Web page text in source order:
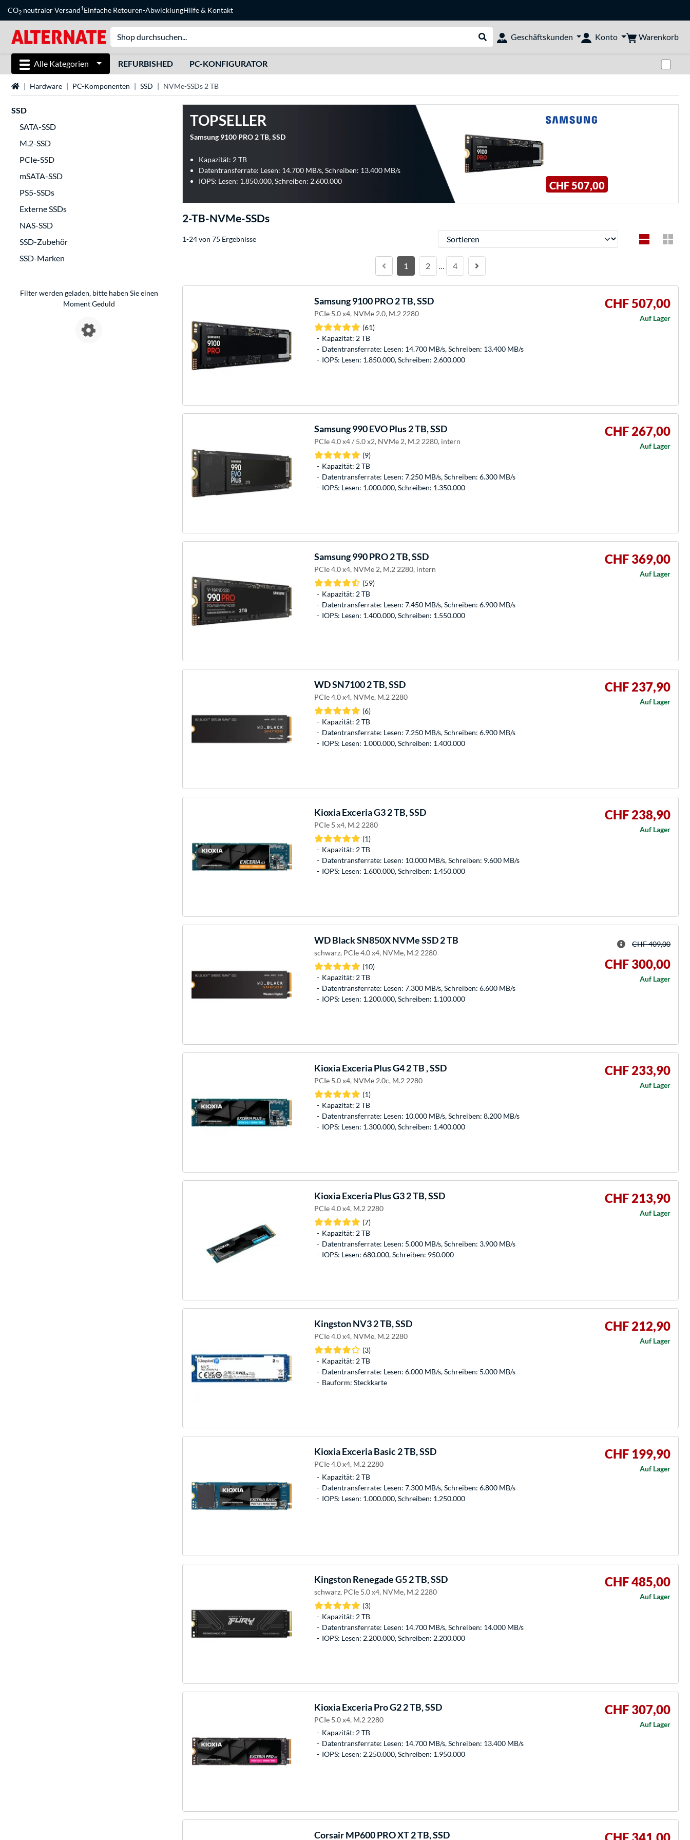
CO2 neutraler Versand1Einfache Retouren-AbwicklungHilfe& Kontakt
Suche durchführen
Geschäftskunden Konto Warenkorb
Alle Kategorien REFURBISHED PC-KONFIGURATOR
StartseiteHardware PC-Komponenten SSD NVMe-SSDs 2 TB
SSD
SATA-SSD
M.2-SSD
PCIe-SSD
mSATA-SSD
PS5-SSDs
Externe SSDs
NAS-SSD
SSD-Zubehör
SSD-Marken
Filter werden geladen, bitte haben Sie einen
Moment Geduld
TOPSELLER
Samsung 9100 PRO 2 TB, SSD
Kapazität: 2 TB
Datentransferrate: Lesen: 14.700 MB/s, Schreiben: 13.400 MB/s
IOPS: Lesen: 1.850.000, Schreiben: 2.600.000
CHF 507,00
2-TB-NVMe-SSDs
1-24 von 75 Ergebnisse Sortieren
1 2 … 4
Samsung9100 PRO 2 TB, SSD
PCIe 5.0 x4, NVMe 2.0, M.2 2280
(61)
Kapazität: 2 TB
Datentransferrate: Lesen: 14.700 MB/s, Schreiben: 13.400 MB/s
IOPS: Lesen: 1.850.000, Schreiben: 2.600.000
CHF 507,00
Auf Lager
Samsung990 EVO Plus 2 TB, SSD
PCIe 4.0 x4 / 5.0 x2, NVMe 2, M.2 2280, intern
(9)
Kapazität: 2 TB
Datentransferrate: Lesen: 7.250 MB/s, Schreiben: 6.300 MB/s
IOPS: Lesen: 1.000.000, Schreiben: 1.350.000
CHF 267,00
Auf Lager
Samsung990 PRO 2 TB, SSD
PCIe 4.0 x4, NVMe 2, M.2 2280, intern
(59)
Kapazität: 2 TB
Datentransferrate: Lesen: 7.450 MB/s, Schreiben: 6.900 MB/s
IOPS: Lesen: 1.400.000, Schreiben: 1.550.000
CHF 369,00
Auf Lager
WDSN7100 2 TB, SSD
PCIe 4.0 x4, NVMe, M.2 2280
(6)
Kapazität: 2 TB
Datentransferrate: Lesen: 7.250 MB/s, Schreiben: 6.900 MB/s
IOPS: Lesen: 1.000.000, Schreiben: 1.400.000
CHF 237,90
Auf Lager
KioxiaExceria G3 2 TB, SSD
PCIe 5 x4, M.2 2280
(1)
Kapazität: 2 TB
Datentransferrate: Lesen: 10.000 MB/s, Schreiben: 9.600 MB/s
IOPS: Lesen: 1.600.000, Schreiben: 1.450.000
CHF 238,90
Auf Lager
WDBlack SN850X NVMe SSD 2 TB
schwarz, PCIe 4.0 x4, NVMe, M.2 2280
(10)
Kapazität: 2 TB
Datentransferrate: Lesen: 7.300 MB/s, Schreiben: 6.600 MB/s
IOPS: Lesen: 1.200.000, Schreiben: 1.100.000
CHF 409,00
CHF 300,00
Auf Lager
KioxiaExceria Plus G4 2 TB , SSD
PCIe 5.0 x4, NVMe 2.0c, M.2 2280
(1)
Kapazität: 2 TB
Datentransferrate: Lesen: 10.000 MB/s, Schreiben: 8.200 MB/s
IOPS: Lesen: 1.300.000, Schreiben: 1.400.000
CHF 233,90
Auf Lager
KioxiaExceria Plus G3 2 TB, SSD
PCIe 4.0 x4, M.2 2280
(7)
Kapazität: 2 TB
Datentransferrate: Lesen: 5.000 MB/s, Schreiben: 3.900 MB/s
IOPS: Lesen: 680.000, Schreiben: 950.000
CHF 213,90
Auf Lager
KingstonNV3 2 TB, SSD
PCIe 4.0 x4, NVMe, M.2 2280
(3)
Kapazität: 2 TB
Datentransferrate: Lesen: 6.000 MB/s, Schreiben: 5.000 MB/s
Bauform: Steckkarte
CHF 212,90
Auf Lager
KioxiaExceria Basic 2 TB, SSD
PCIe 4.0 x4, M.2 2280
Kapazität: 2 TB
Datentransferrate: Lesen: 7.300 MB/s, Schreiben: 6.800 MB/s
IOPS: Lesen: 1.000.000, Schreiben: 1.250.000
CHF 199,90
Auf Lager
KingstonRenegade G5 2 TB, SSD
schwarz, PCIe 5.0 x4, NVMe, M.2 2280
(3)
Kapazität: 2 TB
Datentransferrate: Lesen: 14.700 MB/s, Schreiben: 14.000 MB/s
IOPS: Lesen: 2.200.000, Schreiben: 2.200.000
CHF 485,00
Auf Lager
KioxiaExceria Pro G2 2 TB, SSD
PCIe 5.0 x4, M.2 2280
Kapazität: 2 TB
Datentransferrate: Lesen: 14.700 MB/s, Schreiben: 13.400 MB/s
IOPS: Lesen: 2.250.000, Schreiben: 1.950.000
CHF 307,00
Auf Lager
CorsairMP600 PRO XT 2 TB, SSD